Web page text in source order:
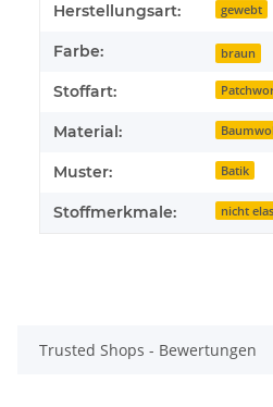
Herstellungsart: gewebt
Farbe: braun
Stoffart:
Material:
Muster: Batik
Stoffmerkmale: nicht
Trusted Shops - Bewertungen